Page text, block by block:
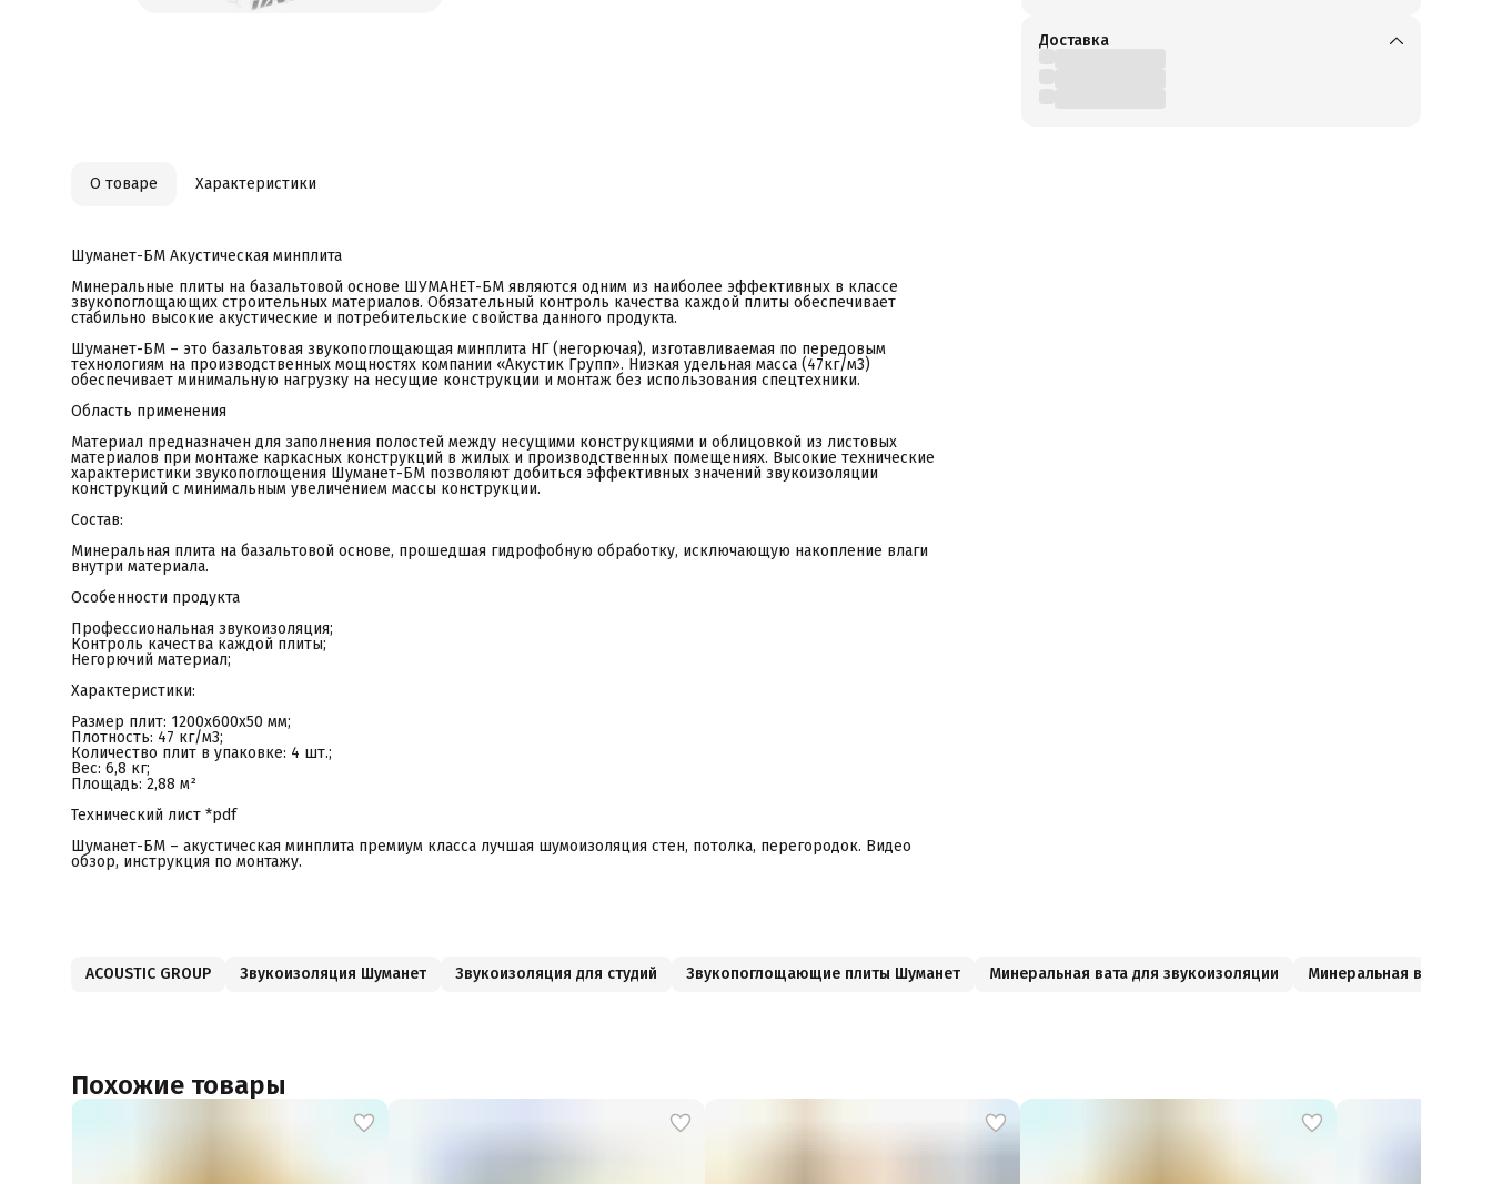
Вес: 6,8 кг;
Площадь: 2,88 м²
Технический лист *pdf
Шуманет-БМ – акустическая минплита премиум класса лучшая
шумоизоляция стен, потолка, перегородок. Видео обзор,
инструкция по монтажу.
Доставка
О товаре Характеристики
Шуманет-БМ Акустическая минплита
Минеральные плиты на базальтовой основе ШУМАНЕТ-БМ являются одним из наиболее эффективных в классе
звукопоглощающих строительных материалов. Обязательный контроль качества каждой плиты обеспечивает
стабильно высокие акустические и потребительские свойства данного продукта.
Шуманет-БМ – это базальтовая звукопоглощающая минплита НГ (негорючая), изготавливаемая по передовым
технологиям на производственных мощностях компании «Акустик Групп». Низкая удельная масса (47кг/м3)
обеспечивает минимальную нагрузку на несущие конструкции и монтаж без использования спецтехники.
Область применения
Материал предназначен для заполнения полостей между несущими конструкциями и облицовкой из листовых
материалов при монтаже каркасных конструкций в жилых и производственных помещениях. Высокие технические
характеристики звукопоглощения Шуманет-БМ позволяют добиться эффективных значений звукоизоляции
конструкций с минимальным увеличением массы конструкции.
Состав:
Минеральная плита на базальтовой основе, прошедшая гидрофобную обработку, исключающую накопление влаги
внутри материала.
Особенности продукта
Профессиональная звукоизоляция;
Контроль качества каждой плиты;
Негорючий материал;
Характеристики:
Размер плит: 1200х600х50 мм;
Плотность: 47 кг/м3;
Количество плит в упаковке: 4 шт.;
Вес: 6,8 кг;
Площадь: 2,88 м²
Технический лист *pdf
Шуманет-БМ – акустическая минплита премиум класса лучшая шумоизоляция стен, потолка, перегородок. Видео
обзор, инструкция по монтажу.
ACOUSTIC GROUP Звукоизоляция Шуманет Звукоизоляция для студий Звукопоглощающие плиты Шуманет Минеральная вата для звукоизоляции Минеральная вата для
Похожие товары